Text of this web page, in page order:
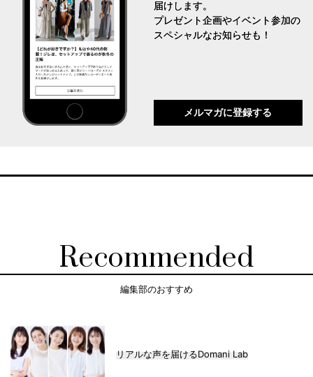
届けします。
プレゼント企画やイベント参加の
スペシャルなお知らせも！
メルマガに登録する
Recommended
編集部のおすすめ
リアルな声を届けるDomani Lab